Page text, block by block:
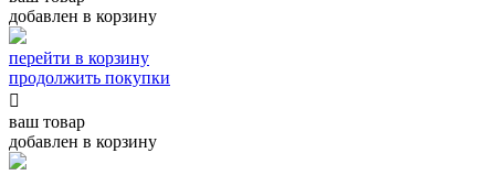
добавлен в корзину
перейти в корзину
продолжить покупки

ваш товар
добавлен в корзину